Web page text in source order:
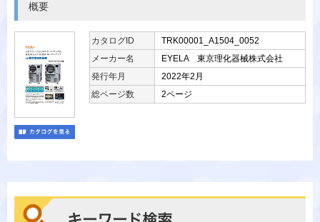
概要
カタログID
TRK00001_A1504_0052
メーカー名
EYELA 東京理化器械株式会社
発行年月
2022年2月
総ページ数
2ページ